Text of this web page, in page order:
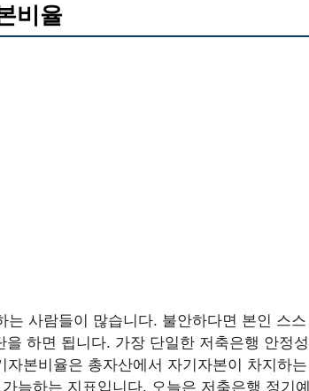
비율
사람들이 많습니다. 불안하다면 본인 스스
하면 됩니다. 가장 단일한 저축은행 안정성
본비율은 총자산에서 자기자본이 차지하는
늠하는 지표입니다. 오늘은 저축은행 정기예